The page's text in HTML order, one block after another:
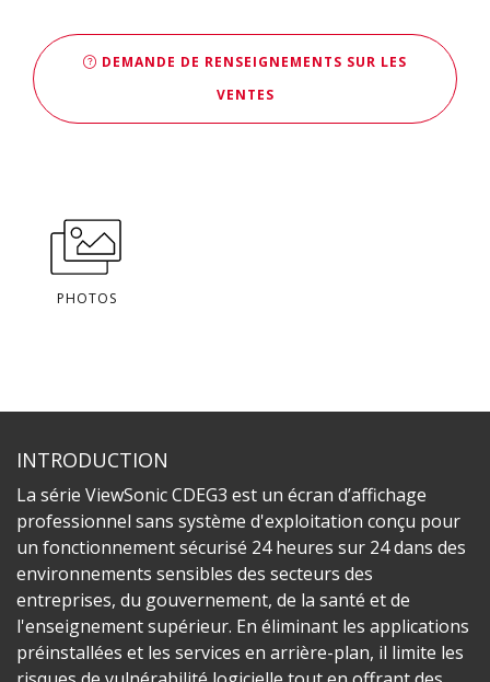
DEMANDE DE RENSEIGNEMENTS SUR LES
VENTES
PHOTOS
INTRODUCTION
La série ViewSonic CDEG3 est un écran d’affichage
professionnel sans système d'exploitation conçu pour
un fonctionnement sécurisé 24 heures sur 24 dans des
environnements sensibles des secteurs des
entreprises, du gouvernement, de la santé et de
l'enseignement supérieur. En éliminant les applications
préinstallées et les services en arrière-plan, il limite les